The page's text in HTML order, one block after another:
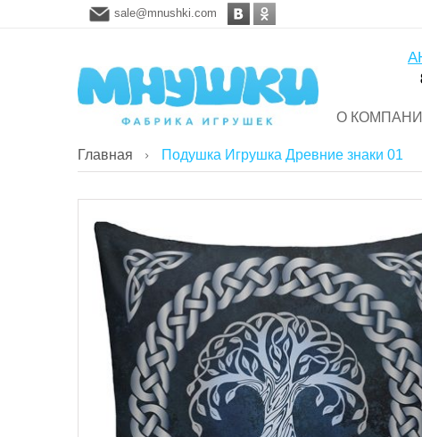
sale@mnushki.com
О
Главная Подушка Игрушка Древние знаки 01